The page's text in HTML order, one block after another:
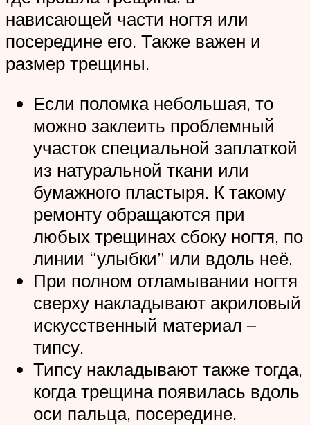
нависающей части ногтя или
посередине его. Также важен и
размер трещины.
Если поломка небольшая, то
можно заклеить проблемный
участок специальной заплаткой
из натуральной ткани или
бумажного пластыря. К такому
ремонту обращаются при
любых трещинах сбоку ногтя, по
линии “улыбки” или вдоль неё.
При полном отламывании ногтя
сверху накладывают акриловый
искусственный материал –
типсу.
Типсу накладывают также тогда,
когда трещина появилась вдоль
оси пальца, посередине.